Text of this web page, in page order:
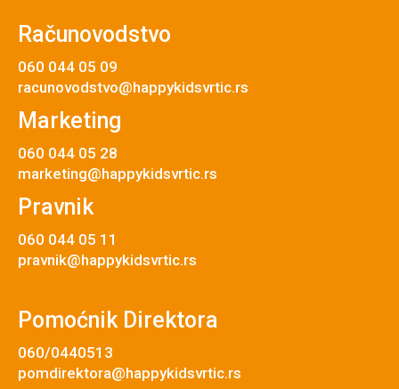
Računovodstvo
060 044 05 09
racunovodstvo@happykidsvrtic.rs
Marketing
060 044 05 28
marketing@happykidsvrtic.rs
Pravnik
060 044 05 11
pravnik@happykidsvrtic.rs
Pomoćnik Direktora
060/0440513
pomdirektora@happykidsvrtic.rs